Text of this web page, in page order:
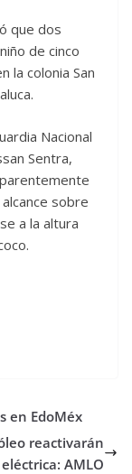
que dos
de cinco
la colonia San
Nacional
Sentra,
sobre
a la altura
en EdoMéx
reactivarán
AMLO